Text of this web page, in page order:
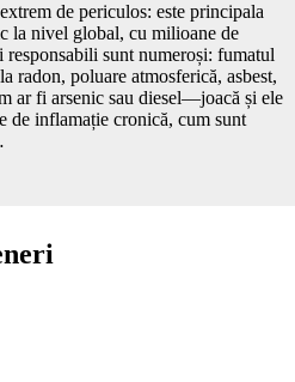
de periculos: este principala
la nivel global, cu milioane de
sunt numeroși: fumatul
radon, poluare atmosferică, asbest,
ar fi arsenic sau diesel—joacă și ele
de inflamație cronică, cum sunt